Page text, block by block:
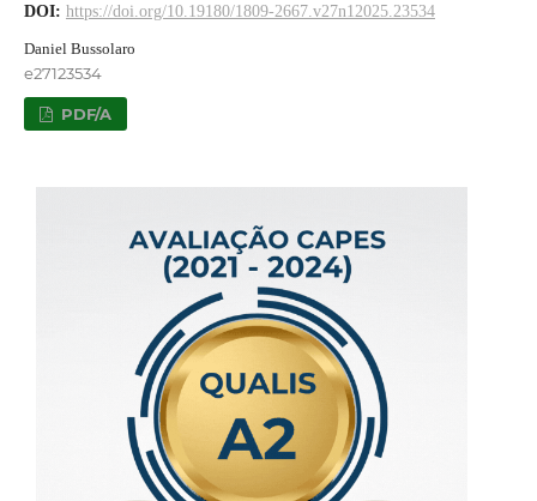
DOI: https://doi.org/10.19180/1809-2667.v27n12025.23534
Daniel Bussolaro
e27123534
PDF/A